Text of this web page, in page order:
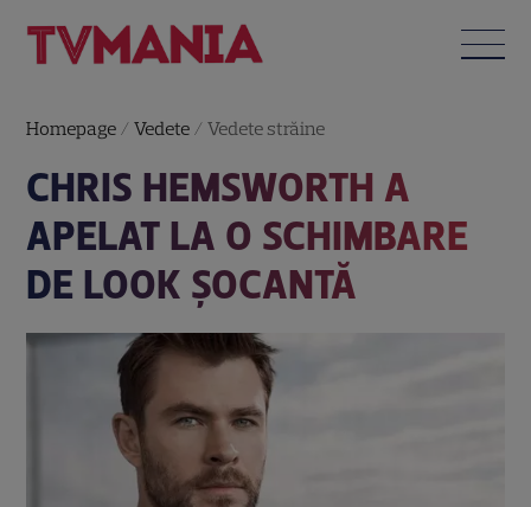
Homepage /Vedete /Vedete străine
CHRIS HEMSWORTH A
APELAT LA O SCHIMBARE
DE LOOK ȘOCANTĂ